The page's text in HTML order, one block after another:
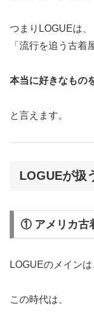
つまりLOGUEは、
「流行を追う古着
本当に好きなもの
と言えます。
LOGUEが扱
① アメリカ古
LOGUEのメイン
この時代は、